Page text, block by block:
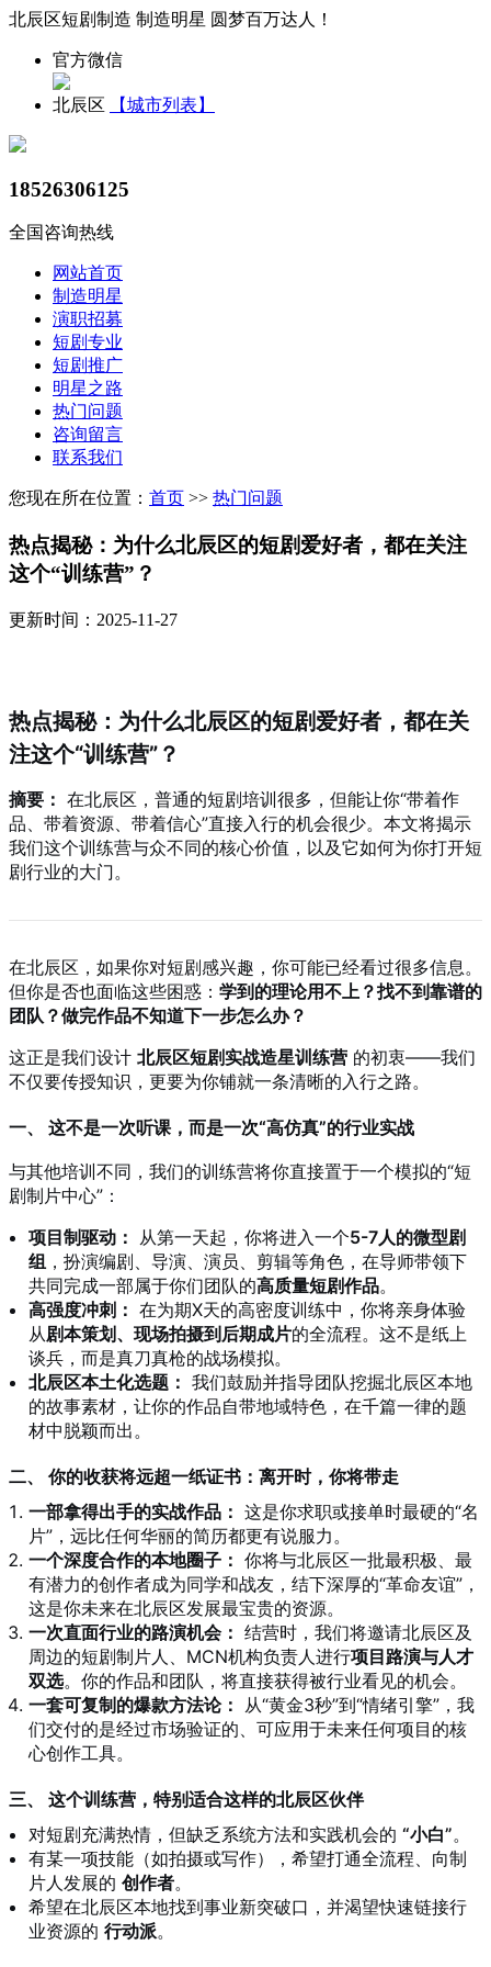
北辰区短剧制造 制造明星 圆梦百万达人！
官方微信
北辰区 【城市列表】
18526306125
全国咨询热线
网站首页
制造明星
演职招募
短剧专业
短剧推广
明星之路
热门问题
咨询留言
联系我们
您现在所在位置： 首页 >> 热门问题
热点揭秘：为什么北辰区的短剧爱好者，都在关注
这个“训练营”？
更新时间：2025-11-27
热点揭秘：为什么北辰区的短剧爱好者，都在关
注这个“训练营”？
摘要： 在北辰区，普通的短剧培训很多，但能让你“带着作
品、带着资源、带着信心”直接入行的机会很少。本文将揭示
我们这个训练营与众不同的核心价值，以及它如何为你打开短
剧行业的大门。
在北辰区，如果你对短剧感兴趣，你可能已经看过很多信息。
但你是否也面临这些困惑： 学到的理论用不上？找不到靠谱的
团队？做完作品不知道下一步怎么办？
这正是我们设计 北辰区短剧实战造星训练营 的初衷——我们
不仅要传授知识，更要为你铺就一条清晰的入行之路。
一、 这不是一次听课，而是一次“高仿真”的行业实战
与其他培训不同，我们的训练营将你直接置于一个模拟的“短
剧制片中心”：
项目制驱动：
从第一天起，你将进入一个5-7人的微型剧
组 ，扮演编剧、导演、演员、剪辑等角色，在导师带领下
共同完成一部属于你们团队的高质量短剧作品。
高强度冲刺： 在为期X天的高密度训练中，你将亲身体验
从剧本策划、现场拍摄到后期成片的全流程。这不是纸上
谈兵，而是真刀真枪的战场模拟。
北辰区本土化选题： 我们鼓励并指导团队挖掘北辰区本地
的故事素材，让你的作品自带地域特色，在千篇一律的题
材中脱颖而出。
二、 你的收获将远超一纸证书：离开时，你将带走
一部拿得出手的实战作品： 这是你求职或接单时最硬的“名
片”，远比任何华丽的简历都更有说服力。
一个深度合作的本地圈子： 你将与北辰区一批最积极、最
有潜力的创作者成为同学和战友，结下深厚的“革命友谊”，
这是你未来在北辰区发展最宝贵的资源。
一次直面行业的路演机会： 结营时，我们将邀请北辰区及
周边的短剧制片人、MCN机构负责人进行项目路演与人才
双选。你的作品和团队，将直接获得被行业看见的机会。
一套可复制的爆款方法论：
从“黄金3秒”到“情绪引擎”，我
们交付的是经过市场验证的、可应用于未来任何项目的核
心创作工具。
三、 这个训练营，特别适合这样的北辰区伙伴
对短剧充满热情，但缺乏系统方法和实践机会的 “小白”。
有某一项技能（如拍摄或写作），希望打通全流程、向制
片人发展的 创作者。
希望在北辰区本地找到事业新突破口，并渴望快速链接行
业资源的 行动派。